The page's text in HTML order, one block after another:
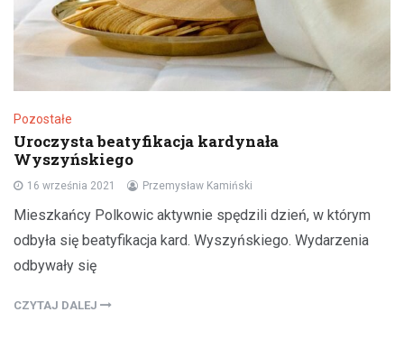
Pozostałe
Uroczysta beatyfikacja kardynała
Wyszyńskiego
16 września 2021 Przemysław Kamiński
Mieszkańcy Polkowic aktywnie spędzili dzień, w którym
odbyła się beatyfikacja kard. Wyszyńskiego. Wydarzenia
odbywały się
CZYTAJ DALEJ